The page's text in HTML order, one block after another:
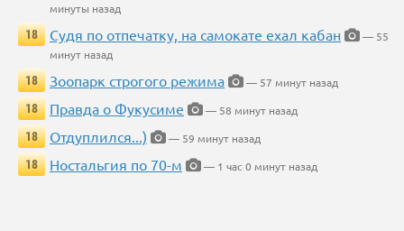
минуты назад
18
Судя по отпечатку, на самокате ехал кабан
— 55
минут назад
18
Зоопарк строгого режима
— 57 минут назад
18
Правда о Фукусиме
— 58 минут назад
18
Отдуплился...)
— 59 минут назад
18
Ностальгия по 70-м — 1 час 0 минут назад